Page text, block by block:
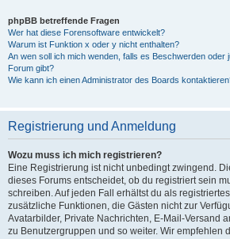
phpBB betreffende Fragen
Wer hat diese Forensoftware entwickelt?
Warum ist Funktion x oder y nicht enthalten?
An wen soll ich mich wenden, falls es Beschwerden oder
Forum gibt?
Wie kann ich einen Administrator des Boards
Registrierung und Anmeldung
Wozu muss ich mich registrieren?
Eine Registrierung ist nicht unbedingt zwingend.
dieses Forums entscheidet, ob du registriert sein
schreiben. Auf jeden Fall erhältst du als
zusätzliche Funktionen, die Gästen nicht zur
Avatarbilder, Private Nachrichten, E-Mail-Versand
zu Benutzergruppen und so weiter. Wir empfehlen